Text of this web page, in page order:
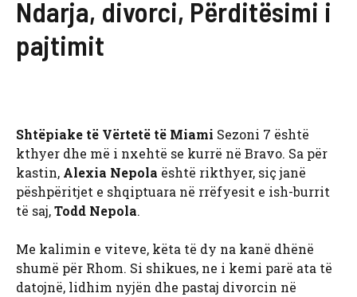
Ndarja, divorci, Përditësimi i
pajtimit
Shtëpiake të Vërtetë të Miami Sezoni 7 është
kthyer dhe më i nxehtë se kurrë në Bravo. Sa për
kastin, Alexia Nepola është rikthyer, siç janë
pëshpëritjet e shqiptuara në rrëfyesit e ish-burrit
të saj,Todd Nepola.
Me kalimin e viteve, këta të dy na kanë dhënë
shumë për Rhom. Si shikues, ne i kemi parë ata të
datojnë, lidhim nyjën dhe pastaj divorcin në